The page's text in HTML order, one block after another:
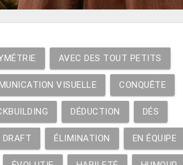
AVEC DES TOUT PETITS
VISUELLE CONQUÊTE
DÉDUCTION DÉS
DRAFT ÉLIMINATION EN ÉQUIPE